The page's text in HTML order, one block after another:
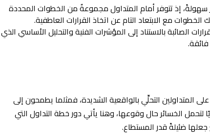
سهولةً، إذ تتوفر أمام المتداول مجموعةٌ من الخطوات المحددة
الخطوات مع الابتعاد التام عن اتخاذ القرارات العاطفية.
الصائبة بالاستناد إلى المؤشرات الفنية والتحليل الأساسي الذي
المتداولين التحلِّي بالواقعية الشديدة، فمثلما يطمحون إلى
لتحمل الخسائر حال وقوعها، وهنا يأتي دور خطة التداول التي
ضئيلةً قدر المستطاع.